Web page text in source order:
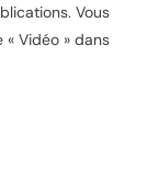
Vous
Vidéo » dans